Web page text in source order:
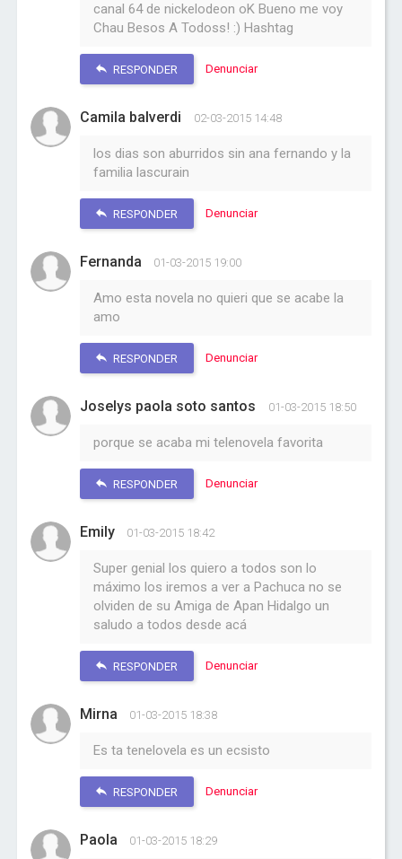
canal 64 de nickelodeon oK Bueno me voy
Chau Besos A Todoss! :) Hashtag
RESPONDER Denunciar
Camila balverdi 02-03-2015 14:48
los dias son aburridos sin ana fernando y la
familia lascurain
RESPONDER Denunciar
Fernanda 01-03-2015 19:00
Amo esta novela no quieri que se acabe la
amo
RESPONDER Denunciar
Joselys paola soto santos 01-03-2015 18:50
porque se acaba mi telenovela favorita
RESPONDER Denunciar
Emily 01-03-2015 18:42
Super genial los quiero a todos son lo
máximo los iremos a ver a Pachuca no se
olviden de su Amiga de Apan Hidalgo un
saludo a todos desde acá
RESPONDER Denunciar
Mirna 01-03-2015 18:38
Es ta tenelovela es un ecsisto
RESPONDER Denunciar
Paola 01-03-2015 18:29